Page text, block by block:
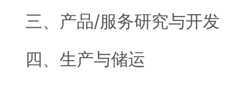
三、产品/服务研究与开发
四、生产与储运